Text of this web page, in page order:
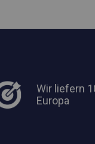
Wir liefern
Europa